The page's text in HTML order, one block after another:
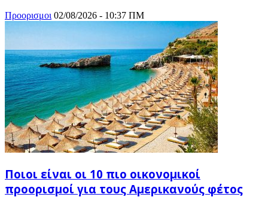
Προορισμοι 02/08/2026 - 10:37 ΠΜ
Ποιοι είναι οι 10 πιο οικονομικοί
προορισμοί για τους Αμερικανούς φέτος